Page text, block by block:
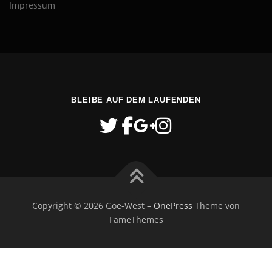
Impressum
BLEIBE AUF DEM LAUFENDEN
Copyright © 2026 Goe-West – OnePress Theme von
FameThemes